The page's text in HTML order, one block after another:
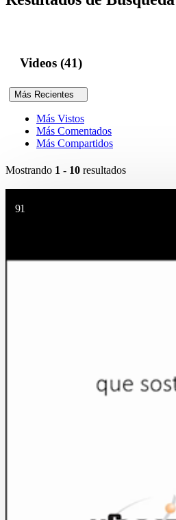
Videos (41)
Más Recientes
Más Vistos
Más Comentados
Más Compartidos
Mostrando 1 - 10 resultados
91